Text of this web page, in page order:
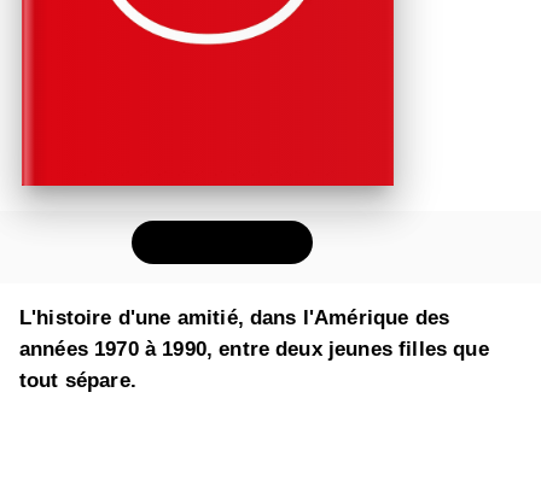
L'histoire d'une amitié, dans l'Amérique des
années 1970 à 1990, entre deux jeunes filles que
tout sépare.